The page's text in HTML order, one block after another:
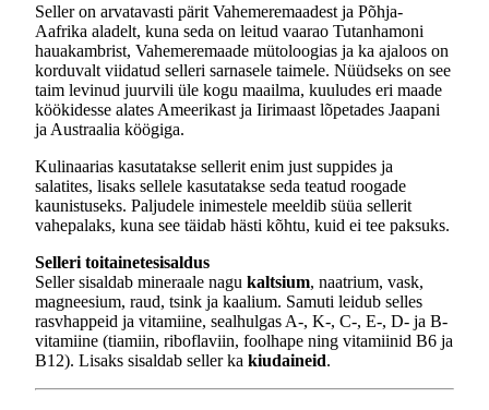
Seller on arvatavasti pärit Vahemeremaadest ja Põhja-
Aafrika aladelt, kuna seda on leitud vaarao Tutanhamoni
hauakambrist, Vahemeremaade mütoloogias ja ka ajaloos on
korduvalt viidatud selleri sarnasele taimele. Nüüdseks on see
taim levinud juurvili üle kogu maailma, kuuludes eri maade
köökidesse alates Ameerikast ja Iirimaast lõpetades Jaapani
ja Austraalia köögiga.
Kulinaarias kasutatakse sellerit enim just suppides ja
salatites, lisaks sellele kasutatakse seda teatud roogade
kaunistuseks. Paljudele inimestele meeldib süüa sellerit
vahepalaks, kuna see täidab hästi kõhtu, kuid ei tee paksuks.
Selleri toitainetesisaldus
Seller sisaldab mineraale nagu kaltsium, naatrium, vask,
magneesium, raud, tsink ja kaalium. Samuti leidub selles
rasvhappeid ja vitamiine, sealhulgas A-, K-, C-, E-, D- ja B-
vitamiine (tiamiin, riboflaviin, foolhape ning vitamiinid B6 ja
B12). Lisaks sisaldab seller ka kiudaineid.